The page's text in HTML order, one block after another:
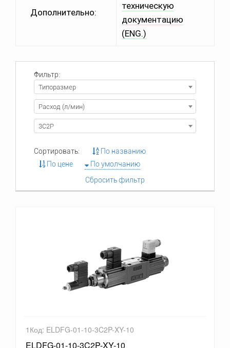
Дополнительно:
техническую
документацию
(ENG.)
Фильтр:
Типоразмер
Расход (л/мин)
3C2P
Сортировать:
По названию
По цене
По умолчанию
Сбросить фильтр
1Код: ELDFG-01-10-3C2P-XY-10
ELDFG-01-10-3C2P-XY-10